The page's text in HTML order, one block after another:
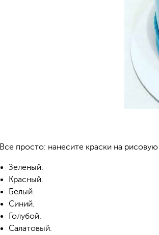
Все просто: нанесите краски на
Зеленый.
Красный.
Белый.
Синий.
Голубой.
Салатовый.